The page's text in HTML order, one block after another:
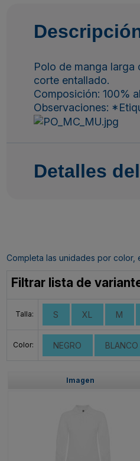
Polo de manga larga
corte entallado.
Composición: 100%
Observaciones:
Detalles
Completa las unidades por color,
Filtrar lista de
Talla: S XL M
Color: NEGRO BLANCO
Imagen